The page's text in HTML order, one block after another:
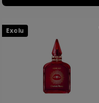
Exclu